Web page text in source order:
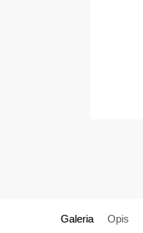
Galeria Opis